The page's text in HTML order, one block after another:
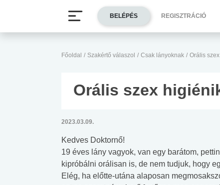
Főoldal / Szakértő válaszol / Csak lányoknak / Orális
Orális szex
2023.03.09.
Kedves Doktornő!
19 éves lány vagyok, van egy barátom,
kipróbálni orálisan is, de nem tudjuk, hogy
Elég, ha előtte-utána alaposan
BELÉPÉS REGISZTRÁCIÓ